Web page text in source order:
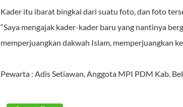
Kader itu ibarat bingkai dari suatu foto, dan foto
“Saya mengajak kader-kader baru yang nantinya
memperjuangkan dakwah Islam, memperjuangkan
Pewarta : Adis Setiawan, Anggota MPI PDM Kab.